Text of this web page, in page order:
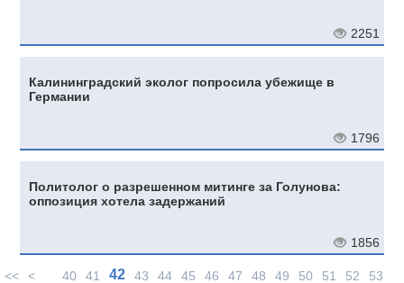
2251
Калининградский эколог попросила убежище в
Германии
1796
Политолог о разрешенном митинге за Голунова:
оппозиция хотела задержаний
1856
<< < 40 41 42 43 44 45 46 47 48 49 50 51 52
53